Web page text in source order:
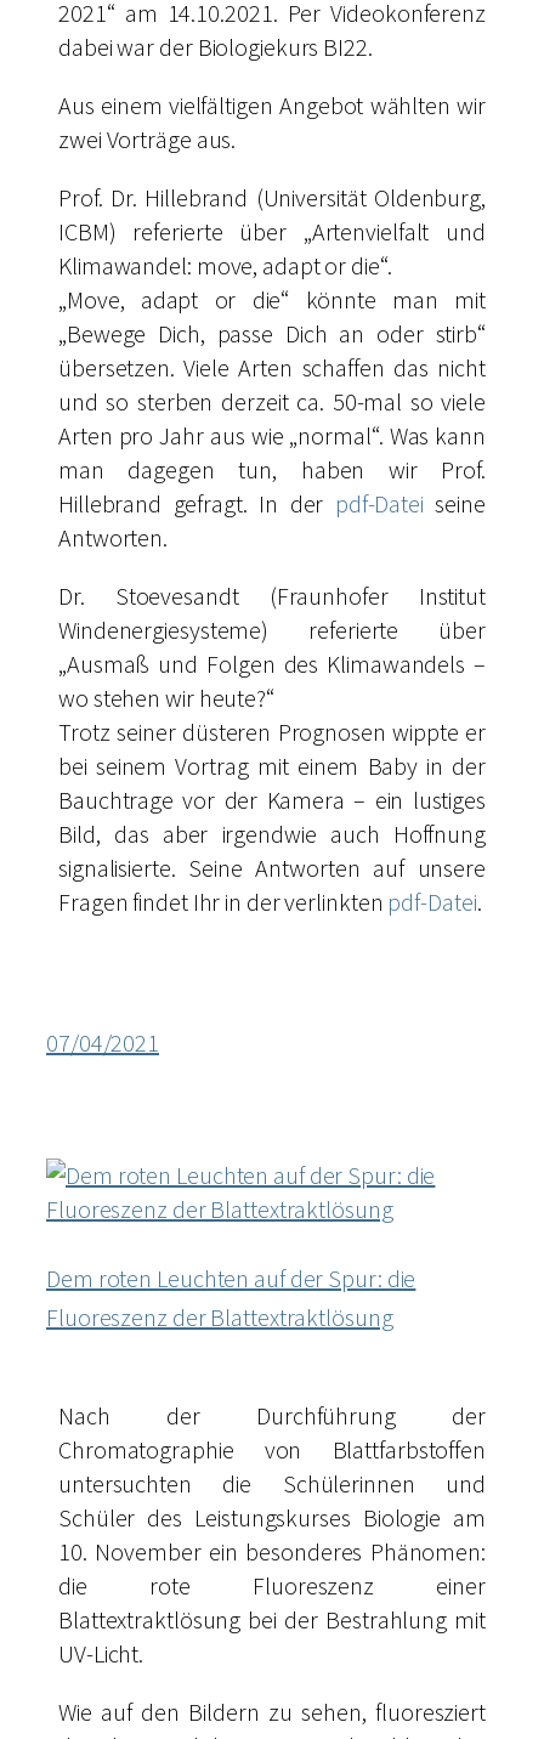
2021“ am 14.10.2021. Per Videokonferenz
dabei war der Biologiekurs BI22.
Aus einem vielfältigen Angebot wählten wir
zwei Vorträge aus.
Prof. Dr. Hillebrand (Universität Oldenburg,
ICBM) referierte über „Artenvielfalt und
Klimawandel: move, adapt or die“.
„Move, adapt or die“ könnte man mit
„Bewege Dich, passe Dich an oder stirb“
übersetzen. Viele Arten schaffen das nicht
und so sterben derzeit ca. 50-mal so viele
Arten pro Jahr aus wie „normal“. Was kann
man dagegen tun, haben wir Prof.
Hillebrand gefragt. In der pdf-Datei seine
Antworten.
Dr. Stoevesandt (Fraunhofer Institut
Windenergiesysteme) referierte über
„Ausmaß und Folgen des Klimawandels –
wo stehen wir heute?“
Trotz seiner düsteren Prognosen wippte er
bei seinem Vortrag mit einem Baby in der
Bauchtrage vor der Kamera – ein lustiges
Bild, das aber irgendwie auch Hoffnung
signalisierte. Seine Antworten auf unsere
Fragen findet Ihr in der verlinkten pdf-Datei.
07/04/2021
Dem roten Leuchten auf der Spur: die
Fluoreszenz der Blattextraktlösung
Nach der Durchführung der
Chromatographie von Blattfarbstoffen
untersuchten die Schülerinnen und
Schüler des Leistungskurses Biologie am
10. November ein besonderes Phänomen:
die rote Fluoreszenz einer
Blattextraktlösung bei der Bestrahlung mit
UV-Licht.
Wie auf den Bildern zu sehen, fluoresziert